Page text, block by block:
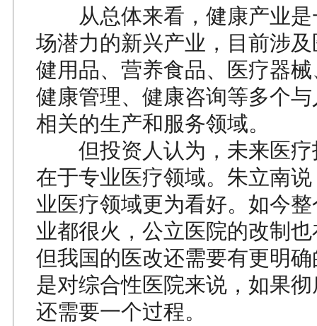
从总体来看，健康产业是
场潜力的新兴产业，目前涉
健用品、营养食品、医疗器
健康管理、健康咨询等多个
相关的生产和服务领域。
但投资人认为，未来医疗
在于专业医疗领域。朱立南
业医疗领域更为看好。如今
业都很火，公立医院的改制
但我国的医改还需要有更明
是对综合性医院来说，如果
还需要一个过程。